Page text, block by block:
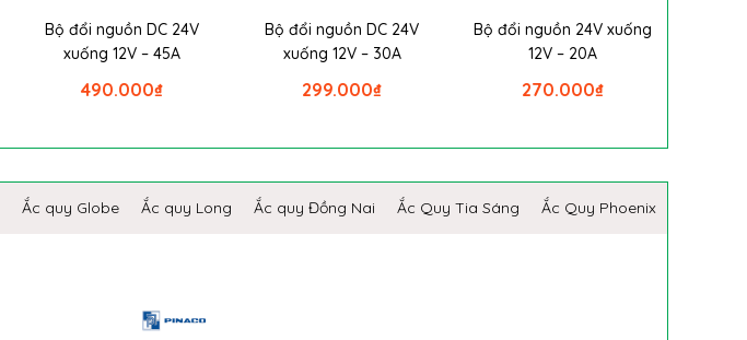
Bộ đổi nguồn DC 24V
xuống 12V – 45A
₫
490.000
Bộ đổi nguồn DC 24V
xuống 12V – 30A
₫
299.000
Bộ đổi nguồn 24V xuống
12V – 20A
₫
270.000
Ắc quy Globe Ắc quy Long Ắc quy Đồng Nai Ắc Quy Tia Sáng Ắc Quy Phoenix